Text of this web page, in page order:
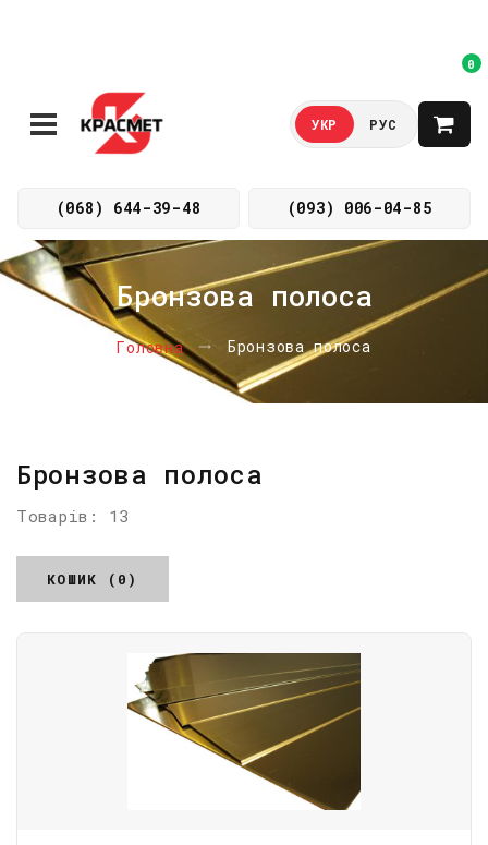
(068) 644-39-48 (093) 006-04-85
УКР РУС
0
Бронзова полоса
Головна Бронзова полоса
Бронзова полоса
Товарів: 13
КОШИК (0)